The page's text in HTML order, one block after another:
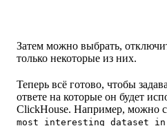
Затем можно выбрать,
только некоторые из них.
Теперь всё готово, чтобы
ответе на которые он будет
ClickHouse. Например, можно
most interesting dataset in